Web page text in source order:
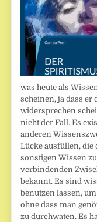
was heute als
scheinen, ja dass er
widersprechen
nicht der Fall. Es
anderen
Lücke ausfüllen,
sonstigen Wissen
verbindenden
bekannt. Es sind
benutzen lassen,
ohne dass man
zu durchwaten. Es